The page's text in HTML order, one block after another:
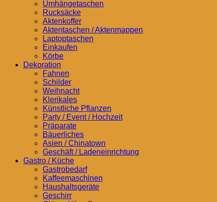
Umhängetaschen
Rucksäcke
Aktenkoffer
Aktentaschen / Aktenmappen
Laptoptaschen
Einkaufen
Körbe
Dekoration
Fahnen
Schilder
Weihnacht
Klerikales
Künstliche Pflanzen
Party / Event / Hochzeit
Präparate
Bäuerliches
Asien / Chinatown
Geschäft / Ladeneinrichtung
Gastro / Küche
Gastrobedarf
Kaffeemaschinen
Haushaltsgeräte
Geschirr